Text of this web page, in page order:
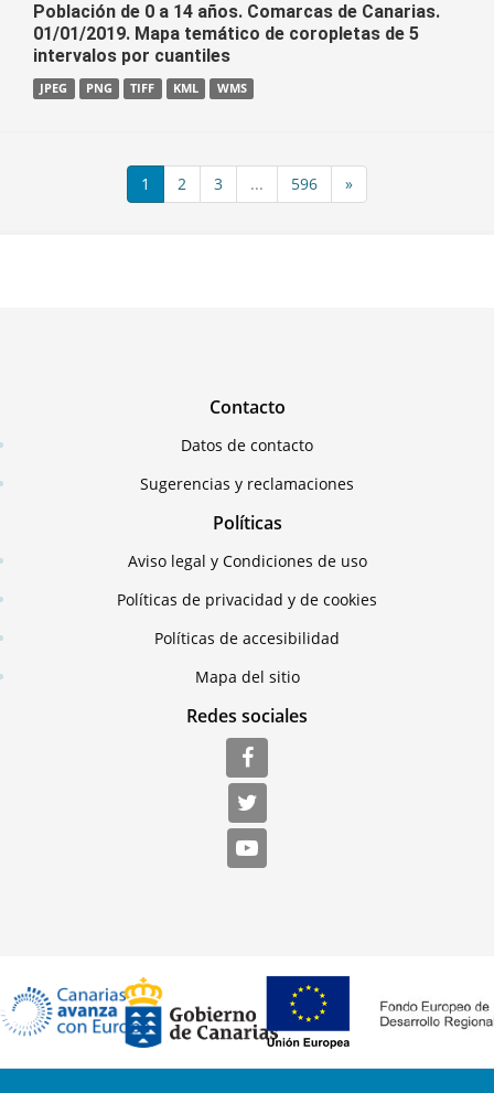
Población de 0 a 14 años. Comarcas de Canarias.
01/01/2019. Mapa temático de coropletas de 5
intervalos por cuantiles
JPEG PNG TIFF KML WMS
1 2 3 ... 596 »
Contacto
Datos de contacto
Sugerencias y reclamaciones
Políticas
Aviso legal y Condiciones de uso
Políticas de privacidad y de cookies
Políticas de accesibilidad
Mapa del sitio
Redes sociales